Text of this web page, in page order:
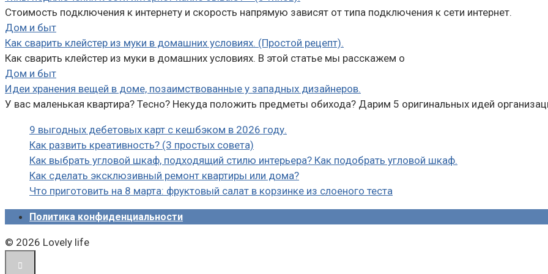
Стоимость подключения к интернету и скорость напрямую зависят от типа подключения к сети интернет.
Дом и быт
Как сварить клейстер из муки в домашних условиях. (Простой рецепт).
Как сварить клейстер из муки в домашних условиях. В этой статье мы расскажем о
Дом и быт
Идеи хранения вещей в доме, позаимствованные у западных дизайнеров.
У вас маленькая квартира? Тесно? Некуда положить предметы обихода? Дарим 5 оригинальных идей
9 выгодных дебетовых карт с кешбэком в 2026 году.
Как развить креативность? (3 простых совета)
Как выбрать угловой шкаф, подходящий стилю интерьера? Как подобрать угловой шкаф.
Как сделать эксклюзивный ремонт квартиры или дома?
Что приготовить на 8 марта: фруктовый салат в корзинке из слоеного теста
Политика конфиденциальности
© 2026 Lovely life